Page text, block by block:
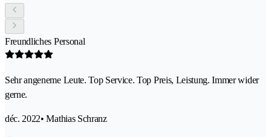
Freundliches Personal
Sehr angeneme Leute. Top Service. Top Preis, Leistung. Immer wider
gerne.
déc. 2022• Mathias Schranz